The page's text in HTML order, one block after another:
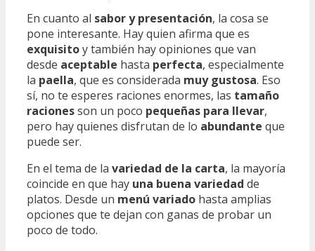
En cuanto al sabor y presentación, la cosa se
pone interesante. Hay quien afirma que es
exquisitoy también hay opiniones que van
desde aceptable hasta perfecta, especialmente
la paella, que es considerada muy gustosa. Eso
sí, no te esperes raciones enormes, las tamaño
racionesson un poco pequeñas para llevar,
pero hay quienes disfrutan de lo abundante que
puede ser.
En el tema de la variedad de la carta, la mayoría
coincide en que hay una buena variedad de
platos. Desde un menú variado hasta amplias
opciones que te dejan con ganas de probar un
poco de todo.